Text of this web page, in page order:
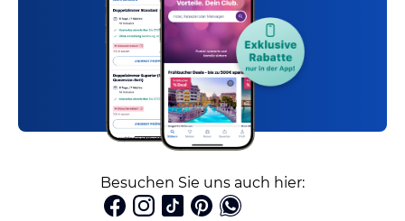
Besuchen Sie uns auch hier: